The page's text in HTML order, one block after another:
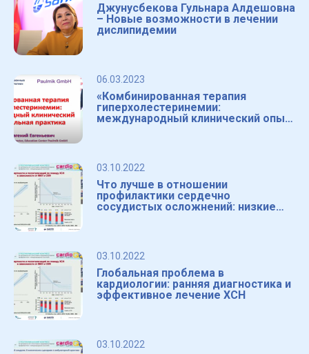
Джунусбекова Гульнара Алдешовна
– Новые возможности в лечении
дислипидемии
06.03.2023
«Комбинированная терапия
гиперхолестеринемии:
международный клинический опыт
03.10.2022
Что лучше в отношении
профилактики сердечно
сосудистых осложнений: низкие
03.10.2022
Глобальная проблема в
кардиологии: ранняя диагностика и
эффективное лечение ХСН
03.10.2022